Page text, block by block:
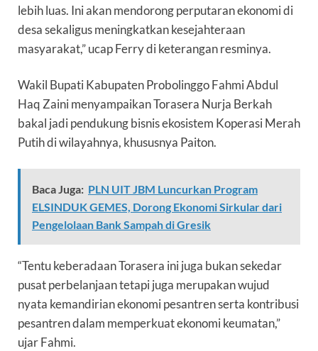
lebih luas. Ini akan mendorong perputaran ekonomi di
desa sekaligus meningkatkan kesejahteraan
masyarakat,” ucap Ferry di keterangan resminya.
Wakil Bupati Kabupaten Probolinggo Fahmi Abdul
Haq Zaini menyampaikan Torasera Nurja Berkah
bakal jadi pendukung bisnis ekosistem Koperasi Merah
Putih di wilayahnya, khususnya Paiton.
Baca Juga: PLN UIT JBM Luncurkan Program
ELSINDUK GEMES, Dorong Ekonomi Sirkular dari
Pengelolaan Bank Sampah di Gresik
“Tentu keberadaan Torasera ini juga bukan sekedar
pusat perbelanjaan tetapi juga merupakan wujud
nyata kemandirian ekonomi pesantren serta kontribusi
pesantren dalam memperkuat ekonomi keumatan,”
ujar Fahmi.